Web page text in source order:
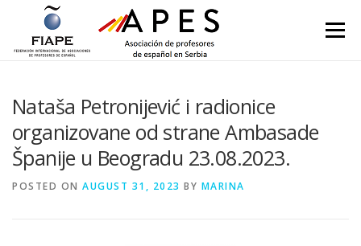
Skip to content
Menu
Nataša Petronijević i radionice
organizovane od strane Ambasade
Španije u Beogradu 23.08.2023.
POSTED ON AUGUST 31, 2023 BY MARINA